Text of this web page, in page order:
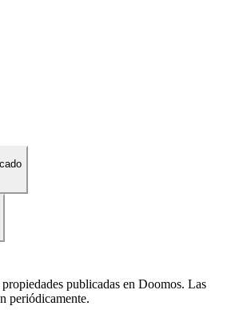
publicadas en Doomos. Las
periódicamente.